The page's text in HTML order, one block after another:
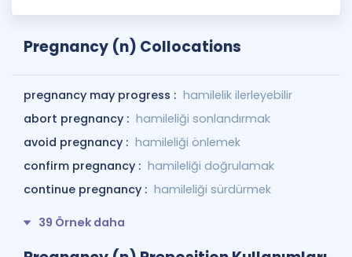
Pregnancy (n) Collocations
pregnancy may progress : hamilelik ilerleyebilir
abort pregnancy : hamileliği sonlandırmak
avoid pregnancy : hamileliği önlemek
confirm pregnancy : hamileliği doğrulamak
continue pregnancy : hamileliği sürdürmek
39 Örnek daha